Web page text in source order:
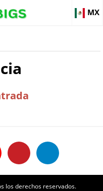
MX
los derechos reservados.